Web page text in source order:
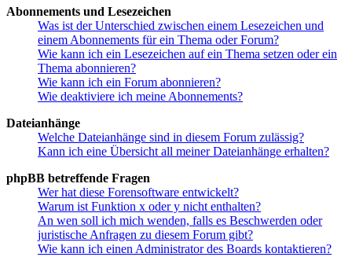
Abonnements und Lesezeichen
Was ist der Unterschied zwischen einem Lesezeichen und
einem Abonnements für ein Thema oder Forum?
Wie kann ich ein Lesezeichen auf ein Thema setzen oder ein
Thema abonnieren?
Wie kann ich ein Forum abonnieren?
Wie deaktiviere ich meine Abonnements?
Dateianhänge
Welche Dateianhänge sind in diesem Forum zulässig?
Kann ich eine Übersicht all meiner Dateianhänge erhalten?
phpBB betreffende Fragen
Wer hat diese Forensoftware entwickelt?
Warum ist Funktion x oder y nicht enthalten?
An wen soll ich mich wenden, falls es Beschwerden oder
juristische Anfragen zu diesem Forum gibt?
Wie kann ich einen Administrator des Boards kontaktieren?